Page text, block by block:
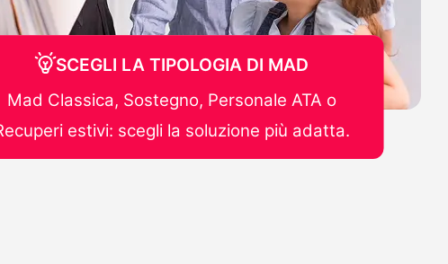
SCEGLI LA TIPOLOGIA DI MAD
Mad Classica, Sostegno, Personale ATA o
estivi: scegli la soluzione più adatta.